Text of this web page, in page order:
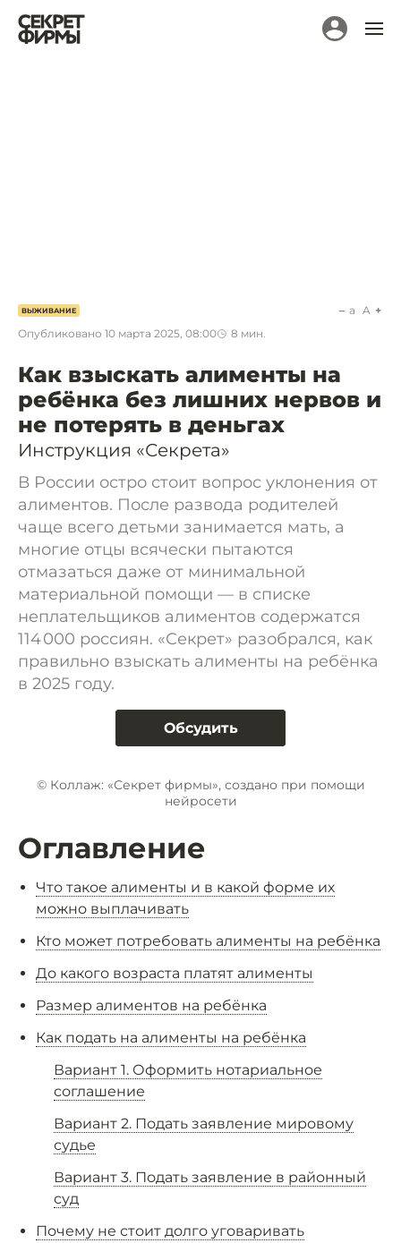
ВЫЖИВАНИЕ
Опубликовано 10 марта 2025, 08:00 8 мин.
a A
Как взыскать алименты на
ребёнка без лишних нервов и
не потерять в деньгах
Инструкция «Секрета»
В России остро стоит вопрос уклонения от
алиментов. После развода родителей
чаще всего детьми занимается мать, а
многие отцы всячески пытаются
отмазаться даже от минимальной
материальной помощи — в списке
неплательщиков алиментов содержатся
114 000 россиян. «Секрет» разобрался, как
правильно взыскать алименты на ребёнка
в 2025 году.
Обсудить
© Коллаж: «Секрет фирмы», создано при помощи
нейросети
Оглавление
Что такое алименты и в какой форме их
можно выплачивать
Кто может потребовать алименты на ребёнка
До какого возраста платят алименты
Размер алиментов на ребёнка
Как подать на алименты на ребёнка
Вариант 1. Оформить нотариальное
соглашение
Вариант 2. Подать заявление мировому
судье
Вариант 3. Подать заявление в районный
суд
Почему не стоит долго уговаривать